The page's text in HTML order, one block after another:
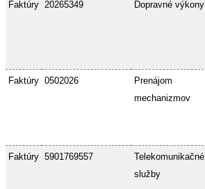
Faktúry 20265349 Dopravné výkony
Faktúry 0502026
Prenájom
mechanizmov
Faktúry 5901769557
Telekomunikačné
služby